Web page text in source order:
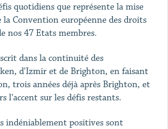
quotidiens que représente la mise
Convention européenne des droits
nos 47 Etats membres.
dans la continuité des
d'Izmir et de Brighton, en faisant
trois années déjà après Brighton, et
l'accent sur les défis restants.
indéniablement positives sont